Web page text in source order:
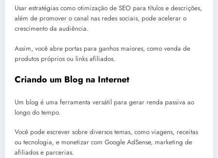
Usar estratégias como otimização de SEO para títulos e descrições,
além de promover o canal nas redes sociais, pode acelerar o
crescimento da audiência.
Assim, você abre portas para ganhos maiores, como venda de
produtos próprios ou links afiliados.
Criando um Blog na Internet
Um blog é uma ferramenta versátil para gerar renda passiva ao
longo do tempo.
Você pode escrever sobre diversos temas, como viagens, receitas
ou tecnologia, e monetizar com Google AdSense, marketing de
afiliados e parcerias.